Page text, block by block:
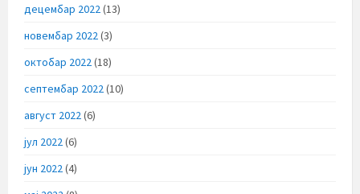
децембар 2022(13)
новембар 2022(3)
октобар 2022(18)
септембар 2022(10)
август 2022(6)
јул 2022(6)
јун 2022(4)